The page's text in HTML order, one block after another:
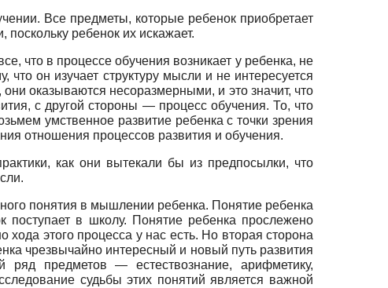
Все предметы, которые ребенок приобретает
ребенок их искажает.
что в процессе обучения возникает у ребенка, не
он изучает структуру мысли и не интересуется
оказываются несоразмерными, и это значит, что
с другой стороны — процесс обучения. То, что
умственное развитие ребенка с точки зрения
отношения процессов развития и обучения.
как они вытекали бы из предпосылки, что
понятия в мышлении ребенка. Понятие ребенка
поступает в школу. Понятие ребенка прослежено
этого процесса у нас есть. Но вторая сторона
чрезвычайно интересный и новый путь развития
предметов — естествознание, арифметику,
судьбы этих понятий является важной